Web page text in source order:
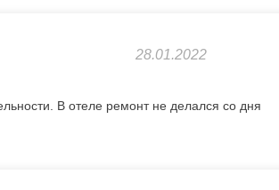
28.01.2022
В отеле ремонт не делался со дня